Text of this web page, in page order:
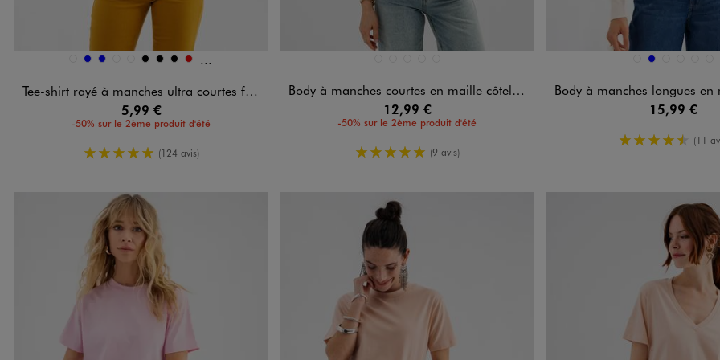
Disponible en 12 coloris
BLANC STANDARD
BLEUBLEU BLEU VIFJAUNE STANDARD
NOIRNOIRNOIRROUGE
Tee-shirt rayé à manches ultra courtes femme
5,99 €
-50% sur le 2ème produit d'été
5/5 de moyenne
(124 avis)
Body à manches courtes en maille côtelée femme
12,99 €
-50% sur le 2ème produit d'été
5/5 de moyenne
(9 avis)
Disponible en 6 coloris
BEIGE CLAIR
BLEU
Body à manches longues en maille
15,99 €
4.5/5 de(11